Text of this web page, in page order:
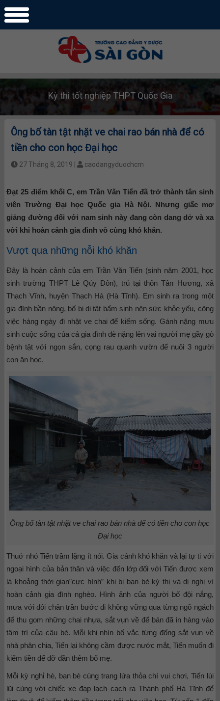
Kỳ thi tốt nghiệp THPT Quốc Gia
Ông bố tàn tật nhặt ve chai rao bán nhà để có
tiền cho con học Đại học
27 Tháng 8, 2019 | caodangyduochcm
Đạt 25 điểm khối C, em Trần Văn Tiến đã trở thành tân sinh
viên Trường Đại học Quốc gia Hà Nội. Nhưng giấc mơ
giảng đường đối với nam sinh này đang còn dang dở và xa
vời khi hoàn cảnh gia đình vô cùng khó khăn.
Vượt qua những nỗi khó khăn
Đây là hoàn cảnh của em Trần Văn Tiến (sinh năm 2001, học
sinh trường THPT Lê Qúy Đôn), trú tại thôn Tân Hương, xã
Thạch Vĩnh, huyện Thạch Hà (Hà Tĩnh). Em sinh ra trong một
gia đình bần nông, bố bị dị tật bẩm sinh nên sức khỏe yếu, công
việc hàng ngày đi nhặt ve chai để kiếm sống. Gánh nặng mưu
sinh cuộc sống của cả gia đình đè nặng lên vai người mẹ gầy gò
bệnh tật với ngọn sắn, cọng rau quanh vườn để nuôi 3 người
con ăn học.
Ông bố tàn tật nhặt ve chai rao bán nhà để có tiền cho con học
Đại học
Thuở nhỏ Tiến trầm lặng ít nói. Gia cảnh khó khăn và lại tự ti với
ngoại hình của bản thân và việc đến lớp đối với Tiến được xem
là khoảng thời gian”cực hình” khi bị bạn bè kỳ thị và dị nghị vì
hoàn cảnh gia đình nghèo. Hình ảnh của người bố đội nắng,
mưa với đôi chân trần bước đi không vững qua từng ngõ ngách
để thu gom những chai nhựa, sắt vụn về để bán đã in hàng vào
tâm trí của cậu bé. Mỗi khi nhìn bố vắc từng đống sắt vụn về
nhà phân chia, Tiến lại không cầm được nước mắt, Tiến muốn đi
kiếm tiền để đỡ đần thêm bố mẹ.
Mỗi kỳ nghỉ hè, bạn bè cùng trang lứa thỏa chí vui chơi, Tiến lùi
lũi cùng với chiếc xe đạp lạch cạch ra Thành phố Hà Tĩnh để